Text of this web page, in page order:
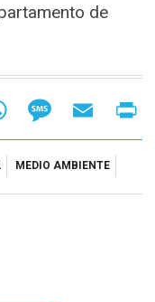
de
WhatsAppMessageEmail
MEDIO AMBIENTE